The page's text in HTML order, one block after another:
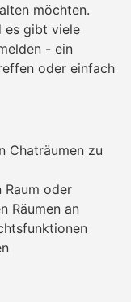
möchten.
es gibt viele
- ein
oder einfach
Chaträumen zu
Raum oder
Räumen an